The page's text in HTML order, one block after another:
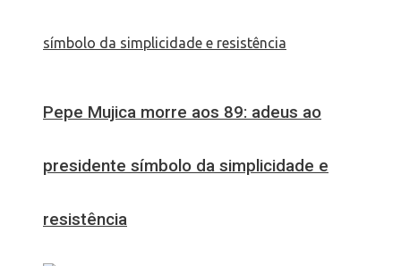
Pepe Mujica morre aos 89: adeus ao
presidente símbolo da simplicidade e
resistência